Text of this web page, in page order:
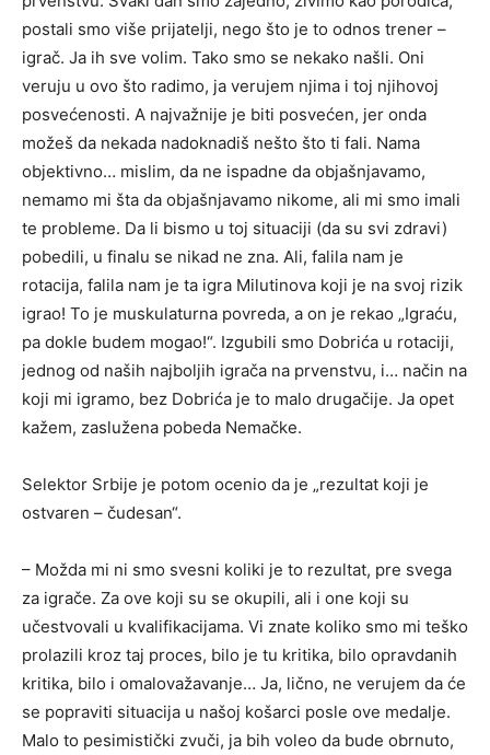
postali smo više prijatelji, nego što je to odnos trener –
igrač. Ja ih sve volim. Tako smo se nekako našli. Oni
veruju u ovo što radimo, ja verujem njima i toj njihovoj
posvećenosti. A najvažnije je biti posvećen, jer onda
možeš da nekada nadoknadiš nešto što ti fali. Nama
objektivno… mislim, da ne ispadne da objašnjavamo,
nemamo mi šta da objašnjavamo nikome, ali mi smo imali
te probleme. Da li bismo u toj situaciji (da su svi zdravi)
pobedili, u finalu se nikad ne zna. Ali, falila nam je
rotacija, falila nam je ta igra Milutinova koji je na svoj rizik
igrao! To je muskulaturna povreda, a on je rekao „Igraću,
pa dokle budem mogao!“. Izgubili smo Dobrića u rotaciji,
jednog od naših najboljih igrača na prvenstvu, i… način na
koji mi igramo, bez Dobrića je to malo drugačije. Ja opet
kažem, zaslužena pobeda Nemačke.
Selektor Srbije je potom ocenio da je „rezultat koji je
ostvaren – čudesan“.
– Možda mi ni smo svesni koliki je to rezultat, pre svega
za igrače. Za ove koji su se okupili, ali i one koji su
učestvovali u kvalifikacijama. Vi znate koliko smo mi teško
prolazili kroz taj proces, bilo je tu kritika, bilo opravdanih
kritika, bilo i omalovažavanje… Ja, lično, ne verujem da će
se popraviti situacija u našoj košarci posle ove medalje.
Malo to pesimistički zvuči, ja bih voleo da bude obrnuto,